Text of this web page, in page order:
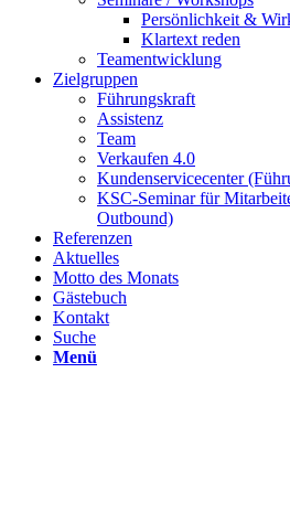
Persönlichkeit &
Klartext reden
Teamentwicklung
Zielgruppen
Führungskraft
Assistenz
Team
Verkaufen 4.0
Kundenservicecenter
KSC-Seminar für
Outbound)
Referenzen
Aktuelles
Motto des Monats
Gästebuch
Kontakt
Suche
Menü